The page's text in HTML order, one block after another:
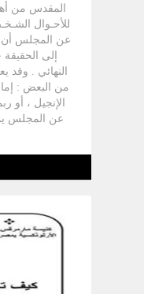
المقدس من
للأحـوال
عن المجلس أن
إلى
النهائي . وقد
من البعض : إما
الإنجيل ، أو
عن المجلس
لتلاميذه ،
سلطان